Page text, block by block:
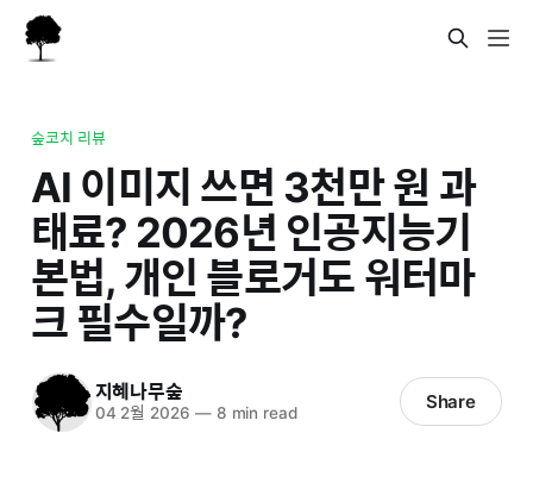
숲코치 리뷰
AI 이미지 쓰면 3천만 원 과
태료? 2026년 인공지능기
본법, 개인 블로거도 워터마
크 필수일까?
지혜나무숲
04 2월 2026 —8 min read Share